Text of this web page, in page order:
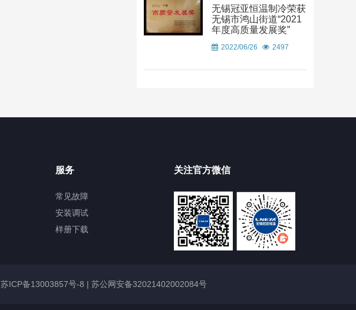
无锡冠亚恒温制冷荣获
无锡市鸿山街道“2021
年度高质量发展奖”
2022/06/26 2497
服务
常见故障
安装调试
样册下载
关注官方微信
苏ICP备13003857号-8 | 苏公网安备32021402002084号